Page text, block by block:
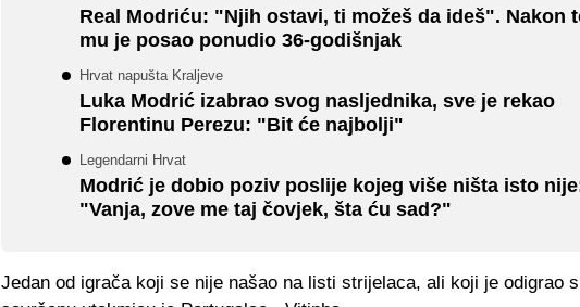
Real Modriću: "Njih ostavi, ti možeš da ideš". Nakon
mu je posao ponudio 36-godišnjak
Hrvat napušta Kraljeve
Luka Modrić izabrao svog nasljednika, sve je rekao
Florentinu Perezu: "Bit će najbolji"
Legendarni Hrvat
Modrić je dobio poziv poslije kojeg više ništa isto
"Vanja, zove me taj čovjek, šta ću sad?"
Jedan od igrača koji se nije našao na listi strijelaca, ali koji je odigrao